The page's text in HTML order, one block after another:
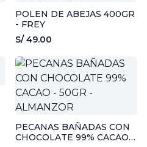
POLEN DE ABEJAS 400GR
- FREY
S/ 49.00
PECANAS BAÑADAS CON
CHOCOLATE 99% CACAO -